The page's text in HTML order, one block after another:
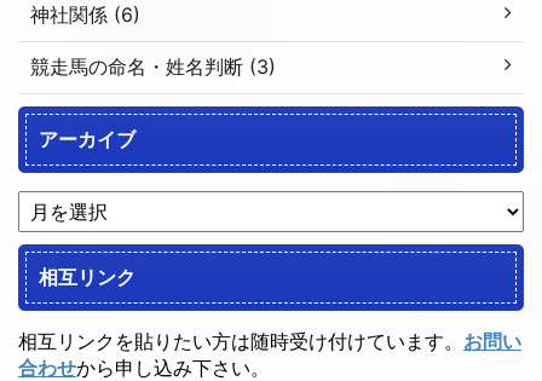
神社関係 (6)
競走馬の命名・姓名判断 (3)
アーカイブ
相互リンク
相互リンクを貼りたい方は随時受け付けています。 お問い
合わせから申し込み下さい。